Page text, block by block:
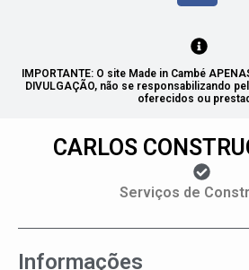
IMPORTANTE: O site Made in Cambé
DIVULGAÇÃO, não se responsabilizando
oferecidos ou
CARLOS
Serviços de
Informações